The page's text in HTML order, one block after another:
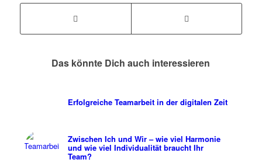
Das könnte Dich auch interessieren
Erfolgreiche Teamarbeit in der digitalen Zeit
Zwischen Ich und Wir – wie viel Harmonie
und wie viel Individualität braucht Ihr
Team?